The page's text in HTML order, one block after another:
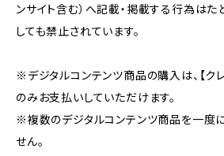
ンサイト含む）へ記載・掲載する行為はた
しても禁止されています。
※デジタルコンテンツ商品の購入は、【ク
のみお支払いしていただけます。
※複数のデジタルコンテンツ商品を一度
せん。